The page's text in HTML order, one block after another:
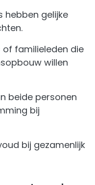
hebben gelijke
familieleden die
willen
beide personen
bij
bij gezamenlijk